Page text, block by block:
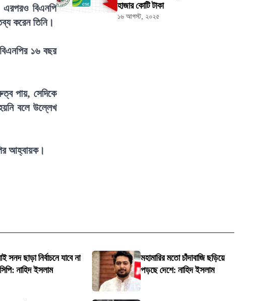
এরপরও বিএনপি
করেন তিনি।
১৬ বছর
পায়, সেদিকে
বলে উল্লেখ
আহ্বায়ক।
হাজার কোটি টাকা
১৬ আগস্ট, ২০২৫
সনদ ছাড়া নির্বাচনে যাবে না
নাহিদ ইসলাম
মহামারির মতো চাঁদাবাজি ছড়িয়ে
পড়ছে দেশে: নাহিদ ইসলাম